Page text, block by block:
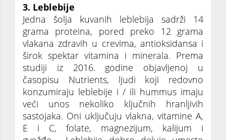
3. Leblebije
Jedna šolja kuvanih leblebija sadrži 14
grama proteina, pored preko 12 grama
vlakana zdravih u crevima, antioksidansa i
širok spektar vitamina i minerala. Prema
studiji iz 2016. godine objavljenoj u
časopisu Nutrients, ljudi koji redovno
konzumiraju leblebije i / ili hummus imaju
veći unos nekoliko ključnih hranljivih
sastojaka. Oni uključuju vlakna, vitamine A,
E i C, folate, magnezijum, kalijum i